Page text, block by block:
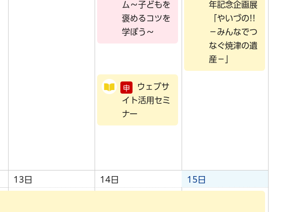
ム～子どもを
褒めるコツを
学ぼう～
年記念企画展
「やいづの!!
－みんなでつ
なぐ焼津の遺
産－」
申
ウェブサ
イト活用セミ
ナー
13日 14日 15日